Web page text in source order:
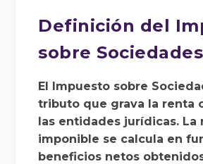
Definición del
sobre Sociedades
El Impuesto sobre
tributo que grava la renta
las entidades jurídicas. La
imponible se calcula en
beneficios netos